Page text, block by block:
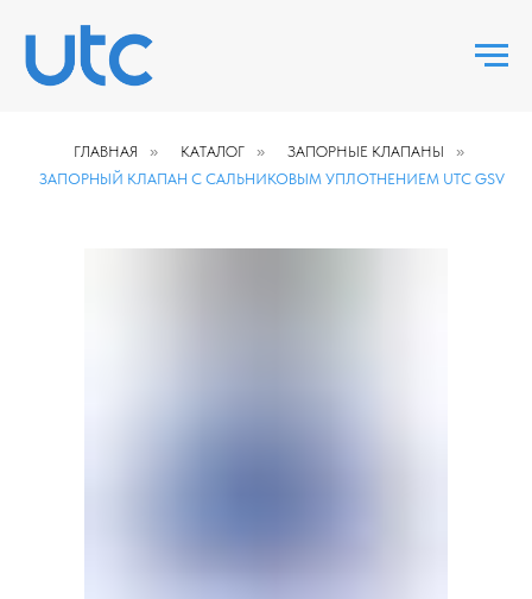
ГЛАВНАЯ » КАТАЛОГ » ЗАПОРНЫЕ КЛАПАНЫ
»
ЗАПОРНЫЙ КЛАПАН С САЛЬНИКОВЫМ УПЛОТНЕНИЕМ UTC GSV